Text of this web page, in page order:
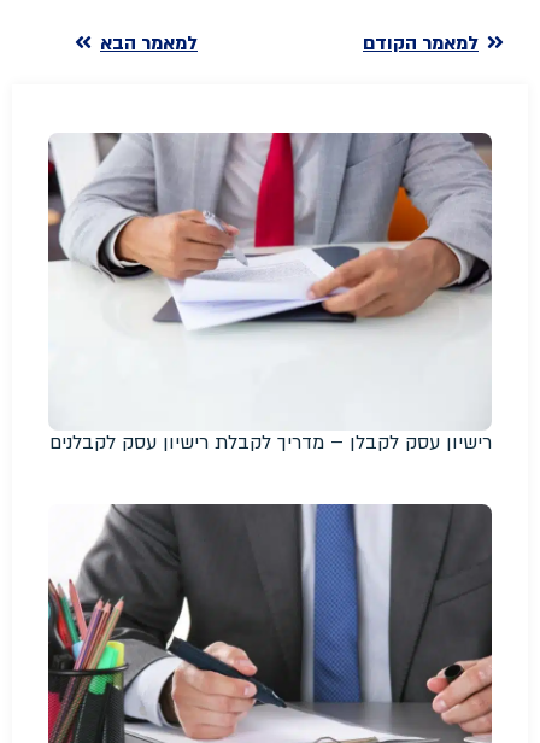
למאמר הקודם למאמר הבא
רישיון עסק לקבלן – מדריך לקבלת רישיון עסק לקבלנים